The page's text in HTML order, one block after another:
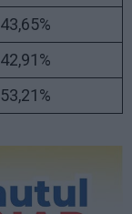
43,65%
42,91%
53,21%